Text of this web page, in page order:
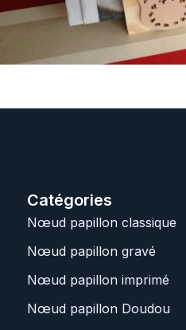
Catégories
Nœud papillon classique
Nœud papillon gravé
Nœud papillon imprimé
Nœud papillon Doudou